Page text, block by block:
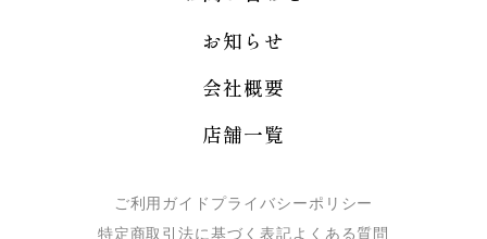
お知らせ
会社概要
店舗一覧
ご利用ガイド プライバシーポリシー
特定商取引法に基づく表記よくある質問